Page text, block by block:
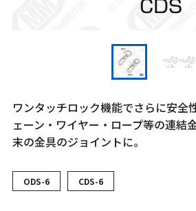
ワンタッチロック機能でさらに安全
ェーン・ワイヤー・ロープ等の連結
末の金具のジョイントに。
ODS-6 CDS-6